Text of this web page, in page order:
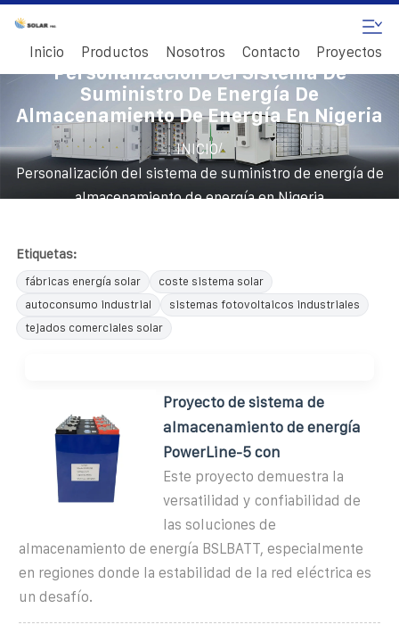
Inicio Productos Nosotros Contacto Proyectos
Personalización Del Sistema De
Suministro De Energía De
Almacenamiento De Energía En Nigeria
INICIO/
Personalización del sistema de suministro de energía de
almacenamiento de energía en Nigeria
Etiquetas:
fábricas energía solar
coste sistema solar
autoconsumo industrial
sistemas fotovoltaicos industriales
tejados comerciales solar
Proyecto de sistema de
almacenamiento de energía
PowerLine-5 con
Este proyecto demuestra la
versatilidad y confiabilidad de
las soluciones de
almacenamiento de energía BSLBATT, especialmente
en regiones donde la estabilidad de la red eléctrica es
un desafío.